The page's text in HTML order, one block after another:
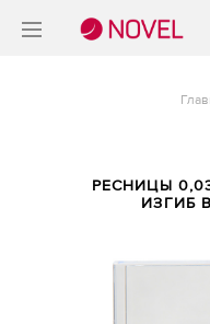
РЕСНИЦЫ
ИЗГИБ